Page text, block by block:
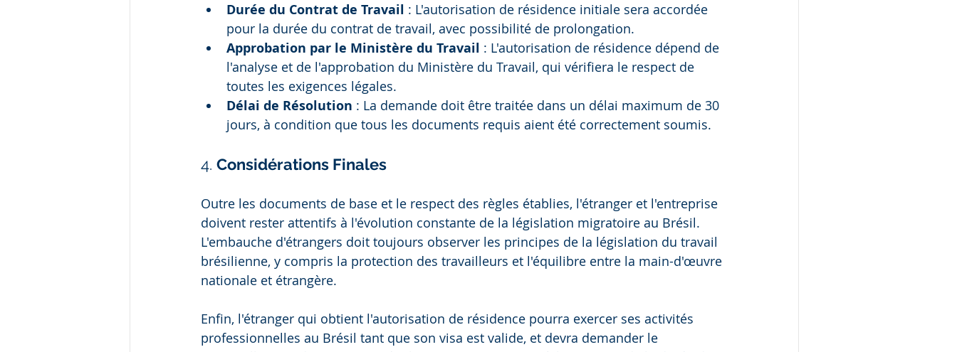
Durée du Contrat de Travail : L'autorisation de résidence initiale sera accordée
pour la durée du contrat de travail, avec possibilité de prolongation.
Approbation par le Ministère du Travail : L'autorisation de résidence dépend de
l'analyse et de l'approbation du Ministère du Travail, qui vérifiera le respect de
toutes les exigences légales.
Délai de Résolution : La demande doit être traitée dans un délai maximum de 30
jours, à condition que tous les documents requis aient été correctement soumis.
4. Considérations Finales
Outre les documents de base et le respect des règles établies, l'étranger et l'entreprise
doivent rester attentifs à l'évolution constante de la législation migratoire au Brésil.
L'embauche d'étrangers doit toujours observer les principes de la législation du travail
brésilienne, y compris la protection des travailleurs et l'équilibre entre la main-d'œuvre
nationale et étrangère.
Enfin, l'étranger qui obtient l'autorisation de résidence pourra exercer ses activités
professionnelles au Brésil tant que son visa est valide, et devra demander le